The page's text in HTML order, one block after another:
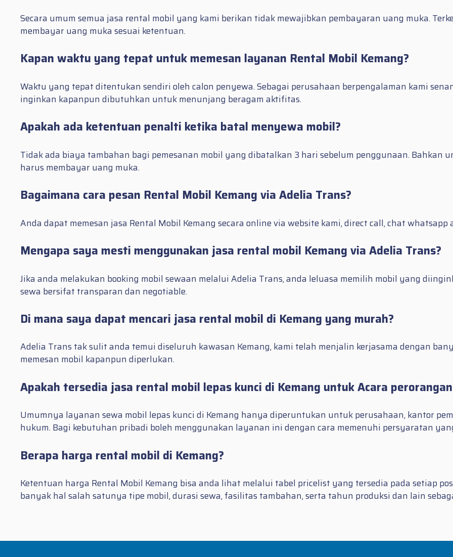
Secara umum semua jasa rental mobil yang kami berikan tidak mewajibkan pembayaran uang muka.
membayar uang muka sesuai ketentuan.
Kapan waktu yang tepat untuk memesan layanan Rental Mobil Kemang?
Waktu yang tepat ditentukan sendiri oleh calon penyewa. Sebagai perusahaan berpengalaman kami
inginkan kapanpun dibutuhkan untuk menunjang beragam aktifitas.
Apakah ada ketentuan penalti ketika batal menyewa mobil?
Tidak ada biaya tambahan bagi pemesanan mobil yang dibatalkan 3 hari sebelum penggunaan. Bahkan
harus membayar uang muka.
Bagaimana cara pesan Rental Mobil Kemang via Adelia Trans?
Anda dapat memesan jasa Rental Mobil Kemang secara online via website kami, direct call, chat
Mengapa saya mesti menggunakan jasa rental mobil Kemang via Adelia Trans?
Jika anda melakukan booking mobil sewaan melalui Adelia Trans, anda leluasa memilih mobil yang
sewa bersifat transparan dan negotiable.
Di mana saya dapat mencari jasa rental mobil di Kemang yang murah?
Adelia Trans tak sulit anda temui diseluruh kawasan Kemang, kami telah menjalin kerjasama dengan
memesan mobil kapanpun diperlukan.
Apakah tersedia jasa rental mobil lepas kunci di Kemang untuk Acara
Umumnya layanan sewa mobil lepas kunci di Kemang hanya diperuntukan untuk perusahaan, kantor
hukum. Bagi kebutuhan pribadi boleh menggunakan layanan ini dengan cara memenuhi persyaratan
Berapa harga rental mobil di Kemang?
Ketentuan harga Rental Mobil Kemang bisa anda lihat melalui tabel pricelist yang tersedia pada setiap
banyak hal salah satunya tipe mobil, durasi sewa, fasilitas tambahan, serta tahun produksi dan lain